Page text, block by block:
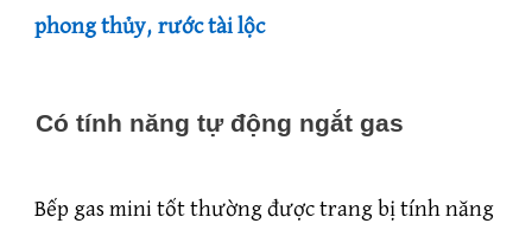
phong thủy, rước tài lộc
Có tính năng tự động ngắt gas
Bếp gas mini tốt thường được trang bị tính năng